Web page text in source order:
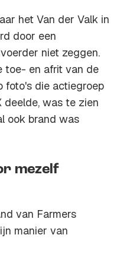
het Van der Valk in
door een
niet zeggen.
toe- en afrit van de
foto's die actiegroep
deelde, was te zien
ook brand was
mezelf
van Farmers
manier van